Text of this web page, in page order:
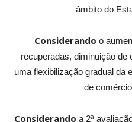
âmbito do
Considerando o
recuperadas, diminuição
uma flexibilização gradual da
de
Considerando a 2ª